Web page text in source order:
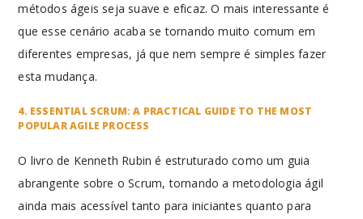
métodos ágeis seja suave e eficaz. O mais interessante é
que esse cenário acaba se tornando muito comum em
diferentes empresas, já que nem sempre é simples fazer
esta mudança.
4. ESSENTIAL SCRUM: A PRACTICAL GUIDE TO THE MOST
POPULAR AGILE PROCESS
O livro de Kenneth Rubin é estruturado como um guia
abrangente sobre o Scrum, tornando a metodologia ágil
ainda mais acessível tanto para iniciantes quanto para